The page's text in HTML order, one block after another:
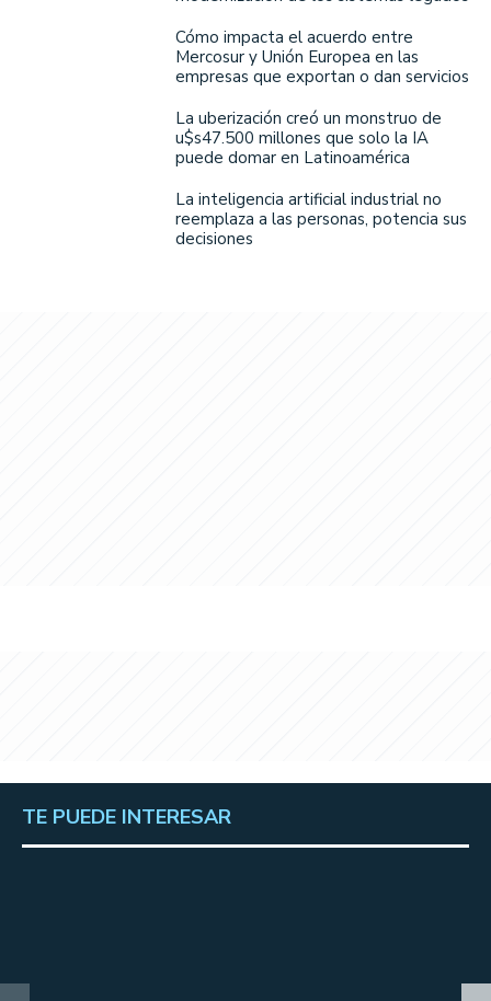
Cómo impacta el acuerdo entre
Mercosur y Unión Europea en las
empresas que exportan o dan servicios
La uberización creó un monstruo de
u$s47.500 millones que solo la IA
puede domar en Latinoamérica
La inteligencia artificial industrial no
reemplaza a las personas, potencia sus
decisiones
TE PUEDE INTERESAR